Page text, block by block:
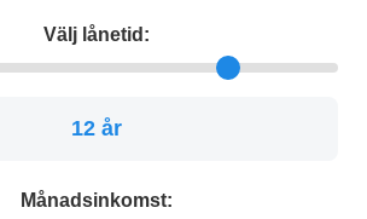
Välj lånetid:
12 år
Månadsinkomst: